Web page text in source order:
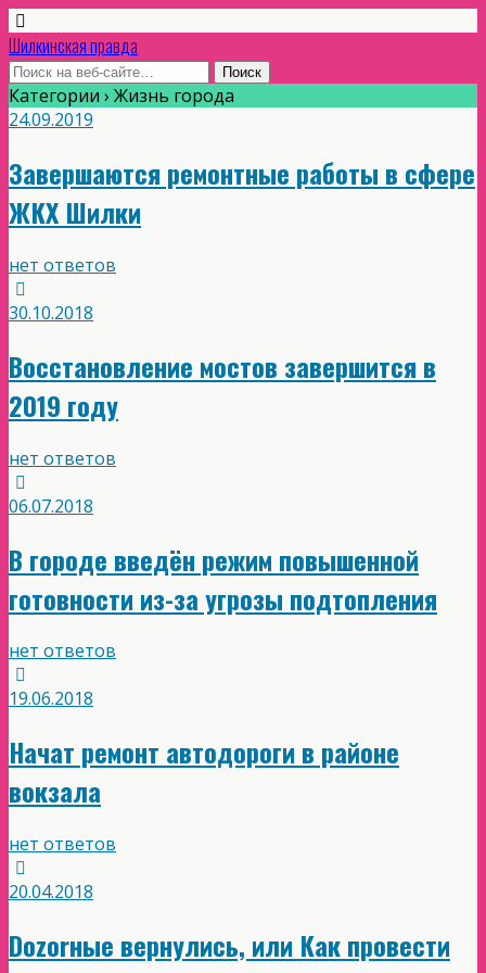
Шилкинская правда
Категории › Жизнь города
24.09.2019
Завершаются ремонтные работы в сфере
ЖКХ Шилки
нет ответов
30.10.2018
Восстановление мостов завершится в
2019 году
нет ответов
06.07.2018
В городе введён режим повышенной
готовности из-за угрозы подтопления
нет ответов
19.06.2018
Начат ремонт автодороги в районе
вокзала
нет ответов
20.04.2018
Dozorные вернулись, или Как провести